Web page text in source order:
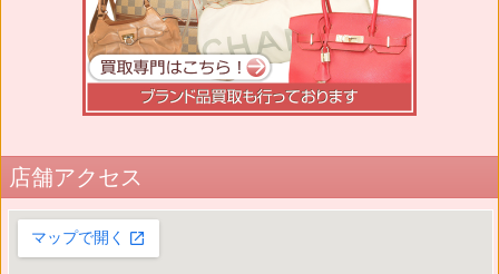
店舗アクセス